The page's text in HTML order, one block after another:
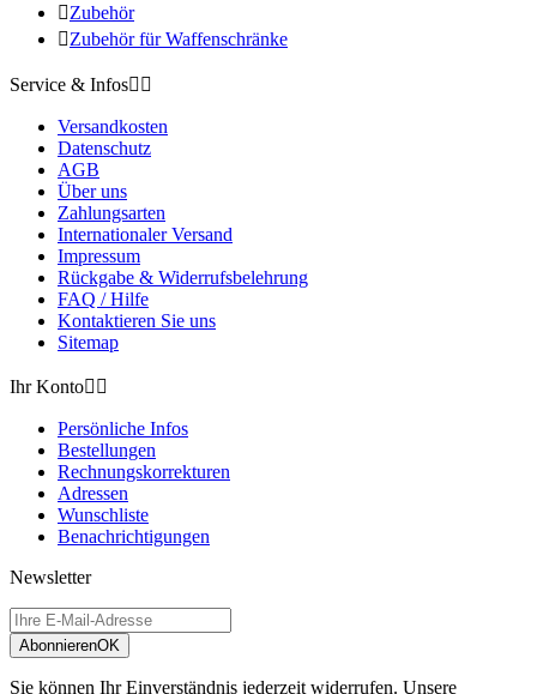
Zubehör
Zubehör für Waffenschränke
Service & Infos 
Versandkosten
Datenschutz
AGB
Über uns
Zahlungsarten
Internationaler Versand
Impressum
Rückgabe & Widerrufsbelehrung
FAQ / Hilfe
Kontaktieren Sie uns
Sitemap
Ihr Konto 
Persönliche Infos
Bestellungen
Rechnungskorrekturen
Adressen
Wunschliste
Benachrichtigungen
Newsletter
AbonnierenOK
Sie können Ihr Einverständnis jederzeit widerrufen. Unsere